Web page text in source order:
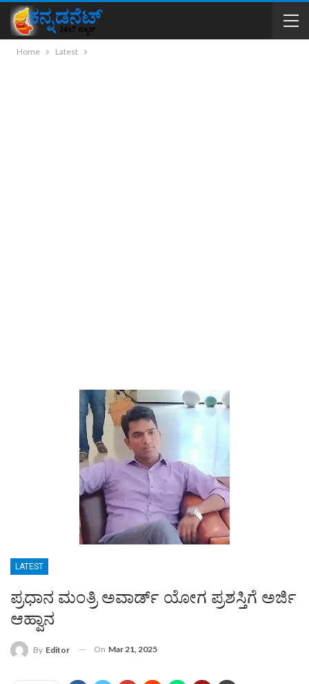
Home Latest
LATEST
ಪ್ರಧಾನ ಮಂತ್ರಿ ಅವಾರ್ಡ್ ಯೋಗ ಪ್ರಶಸ್ತಿಗೆ ಅರ್ಜಿ
ಆಹ್ವಾನ
By Editor On Mar 21, 2025